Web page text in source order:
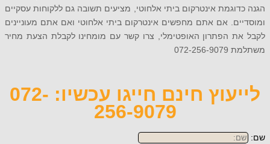
אינטרקום ביתי אלחוטי, מציעים תשובה גם ללקוחות עסקיים
אם אתם מחפשים אינטרקום ביתי אלחוטי ואם אתם מעוניינים
הפתרון האופטימלי, צרו קשר עם מומחינו לקבלת הצעת מחיר
9079
לייעוץ חינם חייגו עכשיו: 072-
256-9079